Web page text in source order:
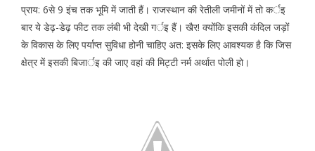
प्राय: 6से 9 इंच तक भूमि में जाती हैं। राजस्थान की रेतीली जमीनों में तो कर्इ
बार ये डेढ़-डेढ़ फीट तक लंबी भी देखी गर्इ हैं। खैर! क्योंकि इसकी कंदिल जड़ों
के विकास के लिए पर्याप्त सुविधा होनी चाहिए अत: इसके लिए आवश्यक है कि जिस
क्षेत्र में इसकी बिजार्इ की जाए वहां की मिट्टी नर्म अर्थात पोली हो।